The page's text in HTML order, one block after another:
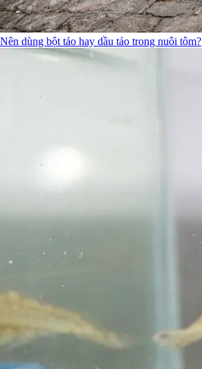
Nên dùng bột tảo hay dầu tảo trong nuôi tôm?